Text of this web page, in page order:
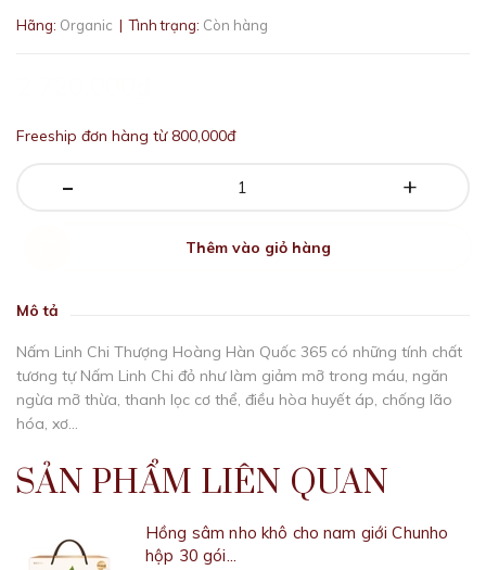
Hãng: Organic | Tình trạng: Còn hàng
Freeship đơn hàng từ 800,000đ
- +
Thêm vào giỏ hàng
Mô tả
Nấm Linh Chi Thượng Hoàng Hàn Quốc 365 có những tính chất
tương tự Nấm Linh Chi đỏ như làm giảm mỡ trong máu, ngăn
ngừa mỡ thừa, thanh lọc cơ thể, điều hòa huyết áp, chống lão
hóa, xơ...
SẢN PHẨM LIÊN QUAN
Hồng sâm nho khô cho nam giới Chunho
hộp 30 gói...